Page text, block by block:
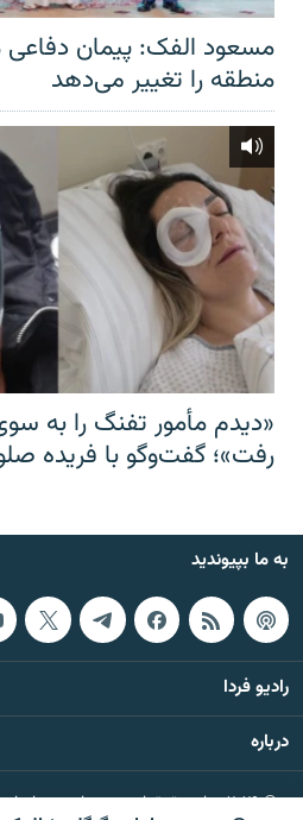
مسعود الفک: پیمان دفاعی
منطقه را تغییر می‌دهد
«دیدم مأمور تفنگ را به
رفت»؛ گفت‌و‌گو با فریده
به ما بپیوندید
رادیو فردا
درباره
© ۲۰۲۶ تمام حقوق این وب‌سایت، بر